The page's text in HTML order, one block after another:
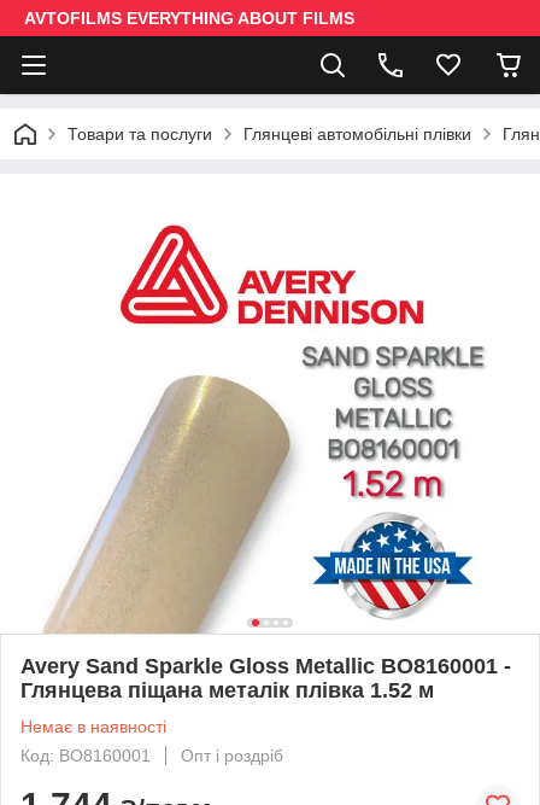
AVTOFILMS EVERYTHING ABOUT FILMS
Товари та послуги Глянцеві автомобільні плівки
Avery Sand Sparkle Gloss Metallic BO8160001 -
Глянцева піщана металік плівка 1.52 м
Немає в наявності
Код: BO8160001
Опт і роздріб